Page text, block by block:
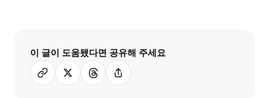
이 글이 도움됐다면 공유해 주세요